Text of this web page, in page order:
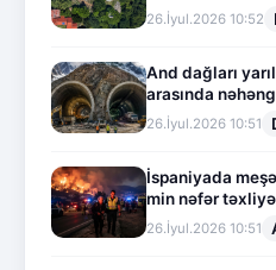
26.İyul.2026 10:52
And dağları
arasında
26.İyul.2026 10:51
İspaniyada
min nəfər
26.İyul.2026 10:51